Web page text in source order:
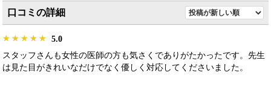
口コミの詳細
★★★★★
★★★★★
★★★★★ 5.0
スタッフさんも女性の医師の方も気さくでありがたかったです。先生
は見た目がきれいなだけでなく優しく対応してくださいました。